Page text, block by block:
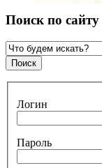
Поиск по сайту
Логин
Пароль